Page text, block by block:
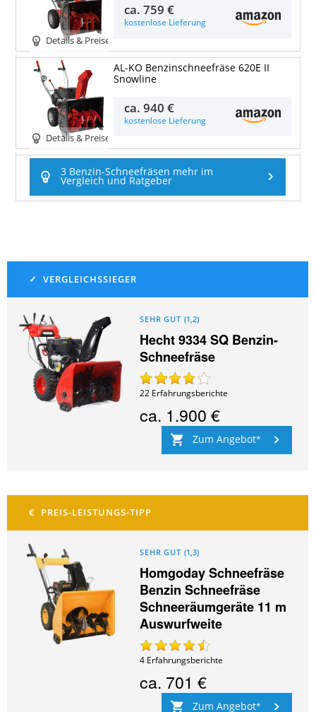
Details & Preise
ca.759 €
kostenlose Lieferung
Details & Preise
AL-KO Benzinschneefräse 620E II
Snowline
ca.940 €
kostenlose Lieferung
3 Benzin-Schneefräsen mehr im
Vergleich und Ratgeber
SEHR GUT (1,2)
Hecht 9334 SQ Benzin-
Schneefräse
22 Erfahrungsberichte
ca. 1.900 €
Zum Angebot
SEHR GUT (1,3)
Homgoday Schneefräse
Benzin Schneefräse
Schneeräumgeräte 11 m
Auswurfweite
4 Erfahrungsberichte
ca. 701 €
Zum Angebot